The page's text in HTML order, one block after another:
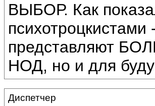
ВЫБОР. Как
представляют
НОД, но и для
Диспетчер